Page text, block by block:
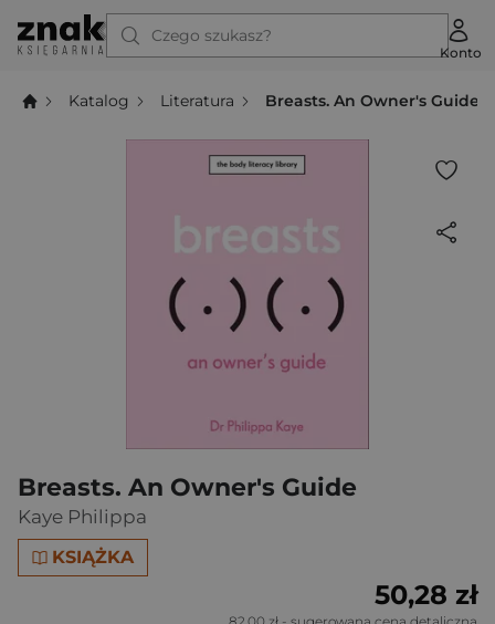
Czego szukasz?
Konto
Katalog Literatura Breasts. An Owner's Guide
Breasts. An Owner's Guide
Kaye Philippa
KSIĄŻKA
50,28 zł